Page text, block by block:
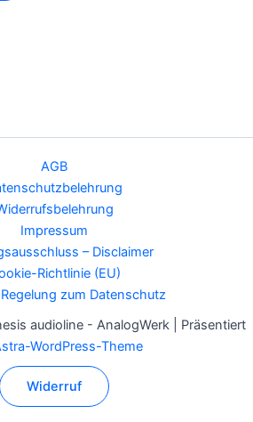
AGB
Impressum
– Disclaimer
Richtlinie (EU)
Regelung zum Datenschutz
audioline - AnalogWerk | Präsentiert
WordPress-Theme
Widerruf